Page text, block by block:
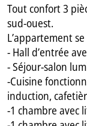
Tout confort 3
sud-ouest.
L’appartement
- Hall d’entrée
- Séjour-salon
-Cuisine
induction,
-1 chambre avec